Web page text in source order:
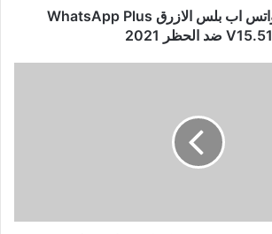
تنزيل تطبيق واتس اب بلس الازرق WhatsApp Plus
V15.51 ضد الحظر 2021